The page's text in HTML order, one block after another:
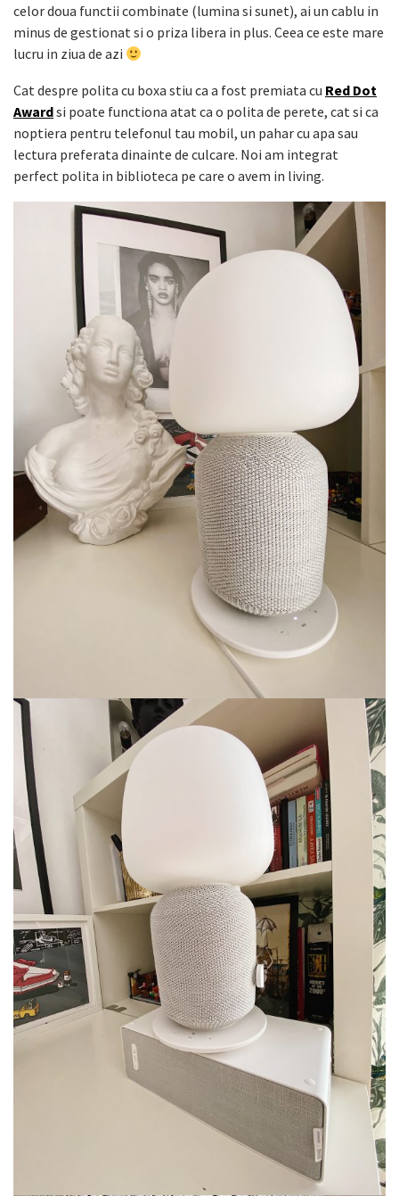
celor doua functii combinate (lumina si sunet), ai un cablu in
minus de gestionat si o priza libera in plus. Ceea ce este mare
lucru in ziua de azi
Cat despre polita cu boxa stiu ca a fost premiata cu Red Dot
Awardsi poate functiona atat ca o polita de perete, cat si ca
noptiera pentru telefonul tau mobil, un pahar cu apa sau
lectura preferata dinainte de culcare. Noi am integrat
perfect polita in biblioteca pe care o avem in living.